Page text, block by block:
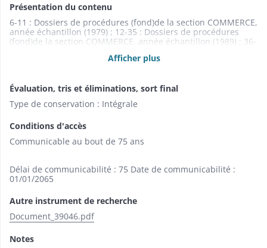
Présentation du contenu
6-11 : Dossiers de procédures (fond)de la section COMMERCE,
année échantillon (1979) ; 12-35 : Dossiers de procédures
(fond)de la section COMMERCE, année échantillon (1989) ; 36-
année échantillon (1979) ; 48-62 : Dossiers de procédures
DIVERSES, année échantillon (1989) ; 70-78 : Dossiers de
procédures (fond)de la section ENCADREMENT, année
échantillon (1989)
Afficher plus
Évaluation, tris et éliminations, sort final
Type de conservation : Intégrale
Conditions d'accès
Communicable au bout de 75 ans
Délai de communicabilité : 75 Date de communicabilité :
01/01/2065
Autre instrument de recherche
Document_39046.pdf
Notes